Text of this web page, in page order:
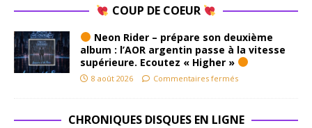
COUP DE COEUR
Neon Rider – prépare son deuxième
album : l’AOR argentin passe à la vitesse
supérieure. Ecoutez « Higher »
8 août 2026 Commentaires fermés
CHRONIQUES DISQUES EN LIGNE